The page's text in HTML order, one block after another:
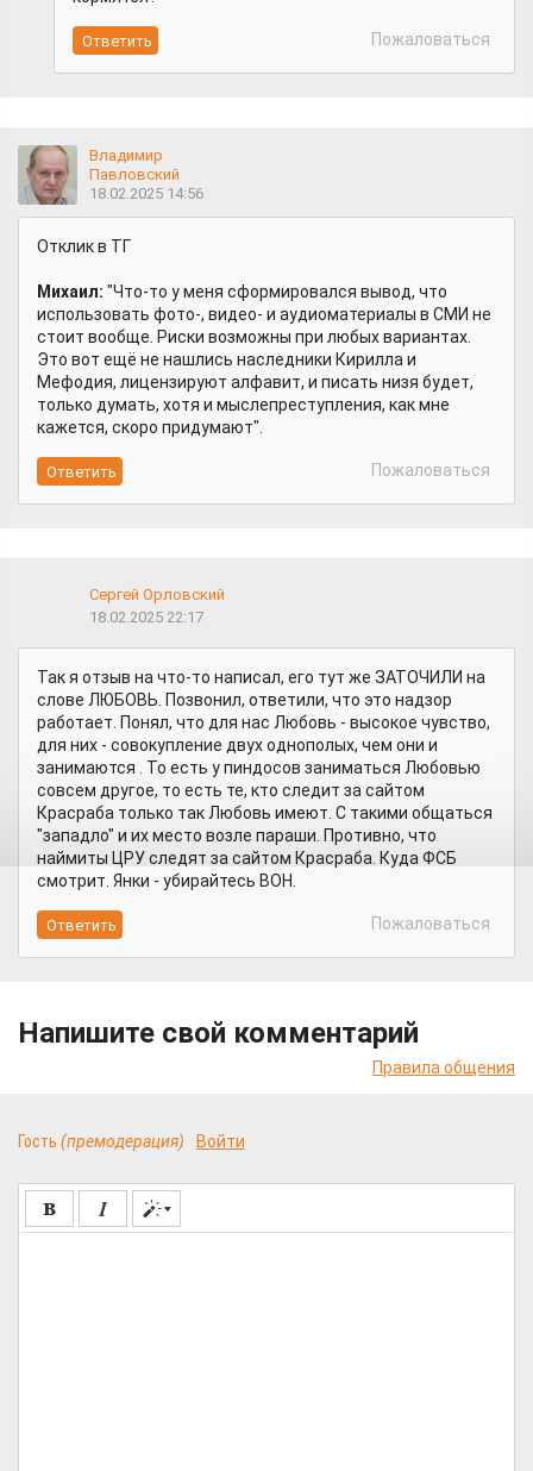
Пожаловаться
Владимир
Павловский
18.02.2025 14:56
Отклик в ТГ
Михаил: "Что-то у меня сформировался вывод, что
использовать фото-, видео- и аудиоматериалы в СМИ не
стоит вообще. Риски возможны при любых вариантах.
Это вот ещё не нашлись наследники Кирилла и
Мефодия, лицензируют алфавит, и писать низя будет,
только думать, хотя и мыслепреступления, как мне
кажется, скоро придумают".
Пожаловаться
Сергей Орловский
18.02.2025 22:17
Так я отзыв на что-то написал, его тут же ЗАТОЧИЛИ на
слове ЛЮБОВЬ. Позвонил, ответили, что это надзор
работает. Понял, что для нас Любовь - высокое чувство,
для них - совокупление двух однополых, чем они и
занимаются . То есть у пиндосов заниматься Любовью
совсем другое, то есть те, кто следит за сайтом
Красраба только так Любовь имеют. С такими общаться
"западло" и их место возле параши. Противно, что
наймиты ЦРУ следят за сайтом Красраба. Куда ФСБ
смотрит. Янки - убирайтесь ВОН.
Пожаловаться
Напишите свой комментарий
Правила общения
Гость (премодерация) Войти